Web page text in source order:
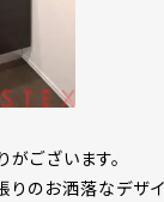
ございます。
りのお洒落なデザ